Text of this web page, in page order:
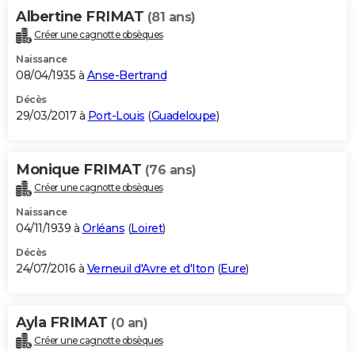
Albertine FRIMAT (81 ans)
Créer une cagnotte obsèques
Naissance
08/04/1935 à Anse-Bertrand
Décès
29/03/2017 à Port-Louis (Guadeloupe)
Monique FRIMAT (76 ans)
Créer une cagnotte obsèques
Naissance
04/11/1939 à Orléans (Loiret)
Décès
24/07/2016 à Verneuil d'Avre et d'Iton (Eure)
Ayla FRIMAT (0 an)
Créer une cagnotte obsèques